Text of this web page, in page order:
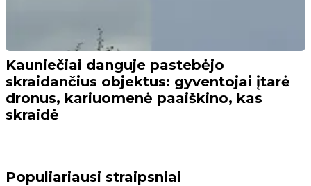
Kauniečiai danguje pastebėjo
skraidančius objektus: gyventojai įtarė
dronus, kariuomenė paaiškino, kas
skraidė
Populiariausi straipsniai